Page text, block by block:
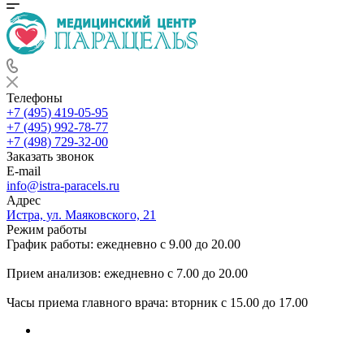
Телефоны
+7 (495) 419-05-95
+7 (495) 992-78-77
+7 (498) 729-32-00
Заказать звонок
E-mail
info@istra-paracels.ru
Адрес
Истра, ул. Маяковского, 21
Режим работы
График работы: ежедневно с 9.00 до 20.00
Прием анализов: ежедневно с 7.00 до 20.00
Часы приема главного врача: вторник с 15.00 до 17.00